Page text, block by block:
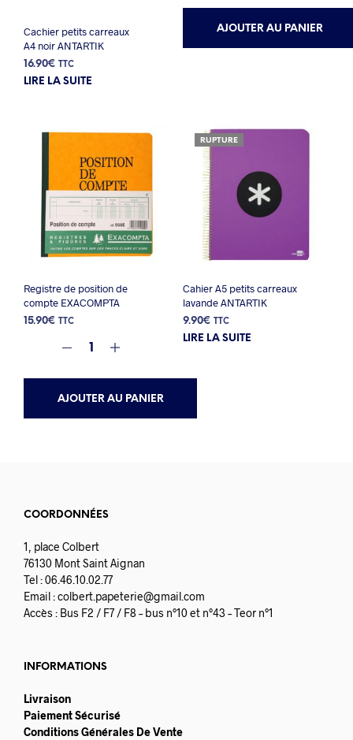
Cachier petits carreaux
A4 noir ANTARTIK
16.90€ TTC
LIRE LA SUITE
AJOUTER AU PANIER
Registre de position de
compte EXACOMPTA
15.90€ TTC
AJOUTER AU PANIER
RUPTURE
Cahier A5 petits carreaux
lavande ANTARTIK
9.90€ TTC
LIRE LA SUITE
COORDONNÉES
1, place Colbert
76130 Mont Saint Aignan
Tel : 06.46.10.02.77
Email :colbert.papeterie@gmail.com
Accès : Bus F2 / F7 / F8 – bus n°10 et n°43 – Teor n°1
INFORMATIONS
Livraison
Paiement Sécurisé
Conditions Générales De Vente